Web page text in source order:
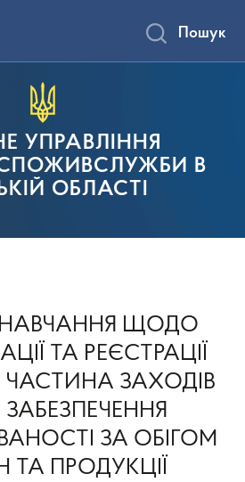
УПРАВЛІННЯ
В
ОБЛАСТІ
Пошук
НАВЧАННЯ ЩОДО
ТА РЕЄСТРАЦІЇ
ЧАСТИНА ЗАХОДІВ
ЗА ОБІГОМ
ТА ПРОДУКЦІЇ